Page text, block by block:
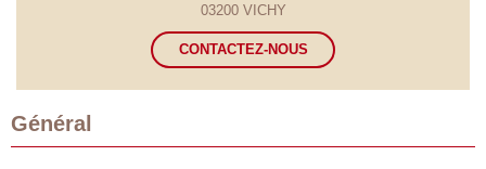
03200 VICHY
CONTACTEZ-NOUS
Général